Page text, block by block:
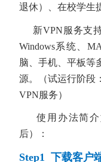
退休）、在校学生
新VPN服务支
Windows系统、
脑、手机、平板等
源。（试运行阶段
VPN服务）
使用办法简介
后）
：
Step1 下载客户